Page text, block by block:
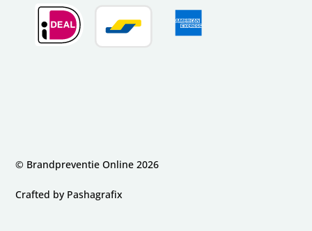
© Brandpreventie Online 2026
Crafted by Pashagrafix